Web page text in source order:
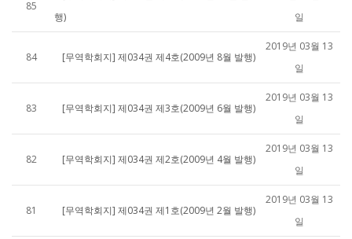
85
행)
일
84 [무역학회지] 제034권 제4호(2009년 8월 발행)
2019년 03월 13
일
83 [무역학회지] 제034권 제3호(2009년 6월 발행)
2019년 03월 13
일
82 [무역학회지] 제034권 제2호(2009년 4월 발행)
2019년 03월 13
일
81 [무역학회지] 제034권 제1호(2009년 2월 발행)
2019년 03월 13
일